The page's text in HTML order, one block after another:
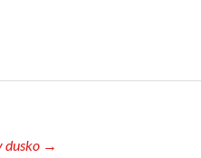
dusko →